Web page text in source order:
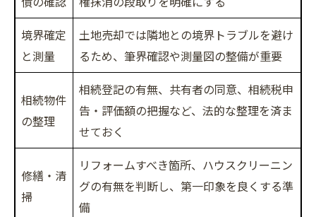
境界確定
と測量
土地売却では隣地との境界トラブルを避け
るため、筆界確認や測量図の整備が重要
相続物件
の整理
相続登記の有無、共有者の同意、相続税申
告・評価額の把握など、法的な整理を済ま
せておく
修繕・清
掃
リフォームすべき箇所、ハウスクリーニン
グの有無を判断し、第一印象を良くする準
備